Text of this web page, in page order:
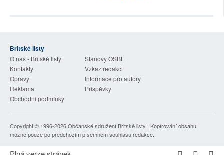
Britské listy
O nás - Britské listy
Stanovy OSBL
Kontakty
Vzkaz redakci
Opravy
Informace pro autory
Reklama
Příspěvky
Obchodní podmínky
Copyright © 1996-2026Občanské sdružení Britské listy | Kopírování obsahu
možné pouze po předchozím písemném souhlasu redakce.